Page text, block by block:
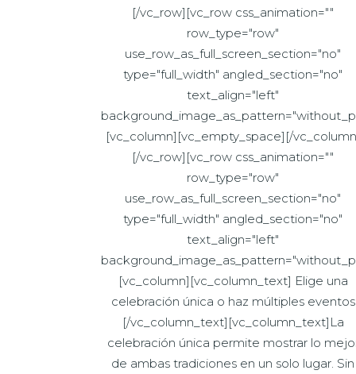
[/vc_row][vc_row css_animation=""
row_type="row"
use_row_as_full_screen_section="no"
type="full_width" angled_section="no"
text_align="left"
[vc_column][vc_empty_space][/
[/vc_row][vc_row css_animation=""
row_type="row"
use_row_as_full_screen_section="no"
type="full_width" angled_section="no"
text_align="left"
[vc_column][vc_column_text] Elige una
celebración única o haz múltiples eventos
[/vc_column_text][vc_column_text]La
celebración única permite mostrar lo
de ambas tradiciones en un solo lugar. Sin